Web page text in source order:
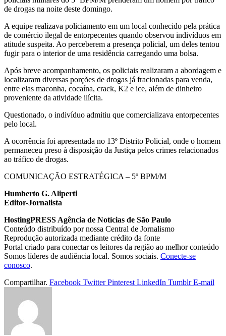
de drogas na noite deste domingo.
A equipe realizava policiamento em um local conhecido pela prática
de comércio ilegal de entorpecentes quando observou indivíduos em
atitude suspeita. Ao perceberem a presença policial, um deles tentou
fugir para o interior de uma residência carregando uma bolsa.
Após breve acompanhamento, os policiais realizaram a abordagem e
localizaram diversas porções de drogas já fracionadas para venda,
entre elas maconha, cocaína, crack, K2 e ice, além de dinheiro
proveniente da atividade ilícita.
Questionado, o indivíduo admitiu que comercializava entorpecentes
pelo local.
A ocorrência foi apresentada no 13º Distrito Policial, onde o homem
permaneceu preso à disposição da Justiça pelos crimes relacionados
ao tráfico de drogas.
COMUNICAÇÃO ESTRATÉGICA – 5º BPM/M
Humberto G. Aliperti
Editor-Jornalista
HostingPRESS Agência de Notícias de São Paulo
Conteúdo distribuído por nossa Central de Jornalismo
Reprodução autorizada mediante crédito da fonte
Portal criado para conectar os leitores da região ao melhor conteúdo
Somos líderes de audiência local. Somos sociais. Conecte-se
conosco.
Compartilhar. Facebook Twitter Pinterest LinkedIn Tumblr E-mail